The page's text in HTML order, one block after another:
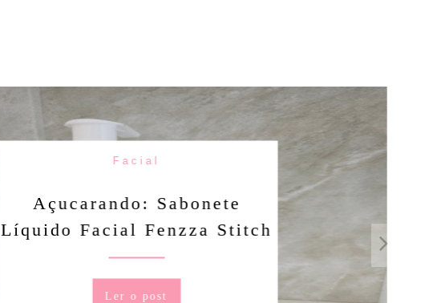
Facial
Açucarando: Sabonete
Líquido Facial Fenzza Stitch
Ler o post